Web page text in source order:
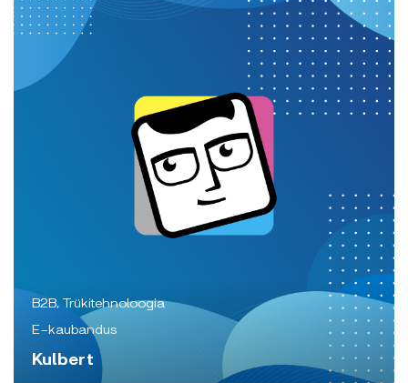
B2B, Trükitehnoloogia
E-kaubandus
Kulbert